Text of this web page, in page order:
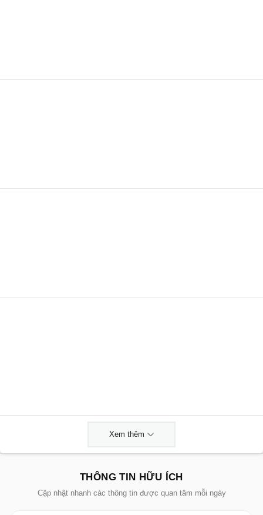
Xem thêm
THÔNG TIN HỮU ÍCH
Cập nhật nhanh các thông tin được quan tâm mỗi ngày